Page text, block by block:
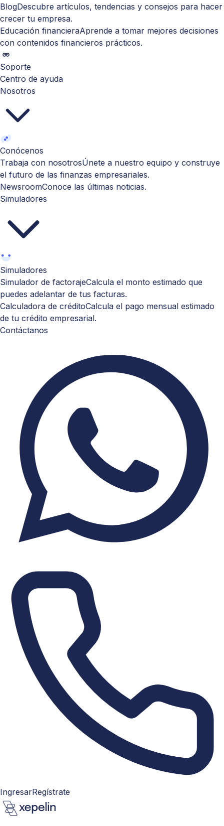
BlogDescubre artículos, tendencias y consejos para hacer
crecer tu empresa.
Educación financieraAprende a tomar mejores decisiones
con contenidos financieros prácticos.
Soporte
Centro de ayuda
Nosotros
Conócenos
Trabaja con nosotrosÚnete a nuestro equipo y construye
el futuro de las finanzas empresariales.
NewsroomConoce las últimas noticias.
Simuladores
Simuladores
Simulador de factorajeCalcula el monto estimado que
puedes adelantar de tus facturas.
Calculadora de créditoCalcula el pago mensual estimado
de tu crédito empresarial.
Contáctanos
IngresarRegístrate